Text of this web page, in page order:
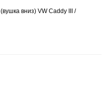
(вушка вниз) VW Caddy III /